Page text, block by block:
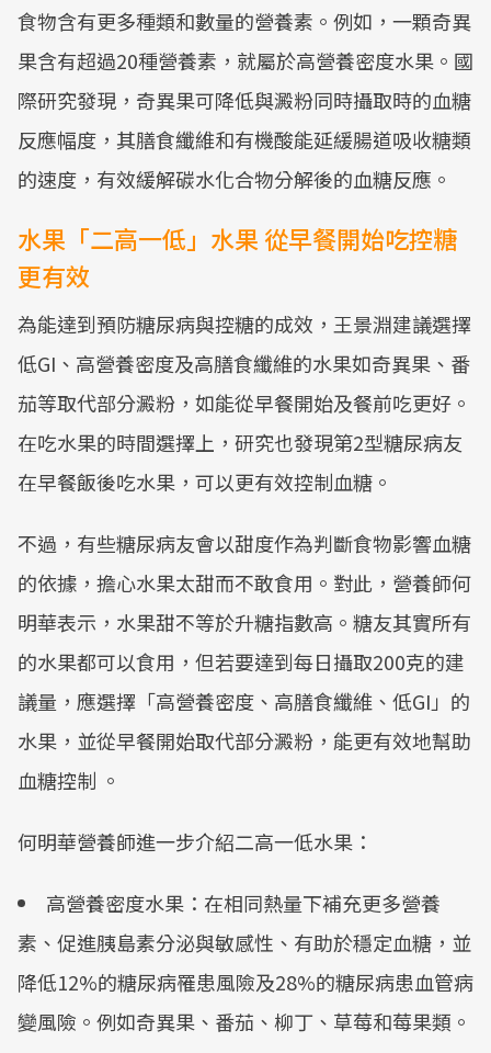
食物含有更多種類和數量的營養素。例如，一顆奇異
果含有超過20種營養素，就屬於高營養密度水果。國
際研究發現，奇異果可降低與澱粉同時攝取時的血糖
反應幅度，其膳食纖維和有機酸能延緩腸道吸收糖類
的速度，有效緩解碳水化合物分解後的血糖反應。
水果「二高一低」水果 從早餐開始吃控糖
更有效
為能達到預防糖尿病與控糖的成效，王景淵建議選擇
低GI、高營養密度及高膳食纖維的水果如奇異果、番
茄等取代部分澱粉，如能從早餐開始及餐前吃更好。
在吃水果的時間選擇上，研究也發現第2型糖尿病友
在早餐飯後吃水果，可以更有效控制血糖。
不過，有些糖尿病友會以甜度作為判斷食物影響血糖
的依據，擔心水果太甜而不敢食用。對此，營養師何
明華表示，水果甜不等於升糖指數高。糖友其實所有
的水果都可以食用，但若要達到每日攝取200克的建
議量，應選擇「高營養密度、高膳食纖維、低GI」的
水果，並從早餐開始取代部分澱粉，能更有效地幫助
血糖控制 。
何明華營養師進一步介紹二高一低水果：
高營養密度水果：在相同熱量下補充更多營養
素、促進胰島素分泌與敏感性、有助於穩定血糖，並
降低12%的糖尿病罹患風險及28%的糖尿病患血管病
變風險。例如奇異果、番茄、柳丁、草莓和莓果類。